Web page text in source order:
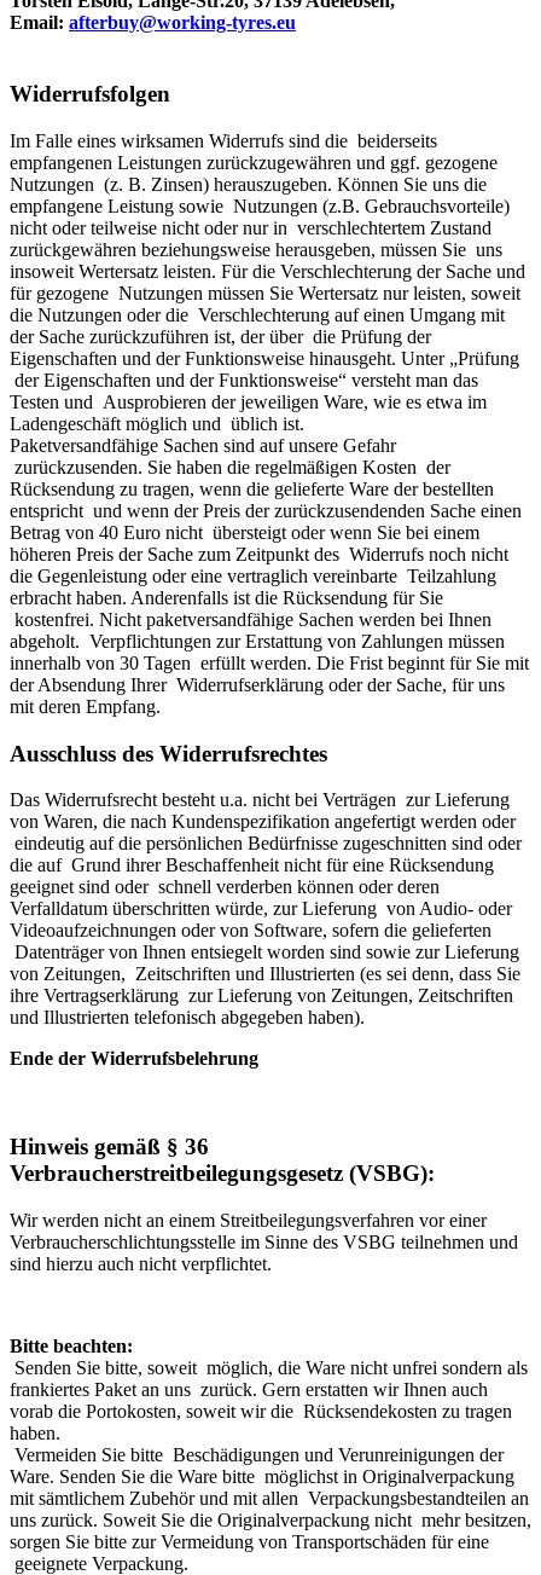
Email: afterbuy@working-tyres.eu
Widerrufsfolgen
Im Falle eines wirksamen Widerrufs sind die beiderseits
empfangenen Leistungen zurückzugewähren und ggf. gezogene
Nutzungen (z. B. Zinsen) herauszugeben. Können Sie uns die
empfangene Leistung sowie Nutzungen (z.B. Gebrauchsvorteile)
nicht oder teilweise nicht oder nur in verschlechtertem Zustand
zurückgewähren beziehungsweise herausgeben, müssen Sie uns
insoweit Wertersatz leisten. Für die Verschlechterung der Sache und
für gezogene Nutzungen müssen Sie Wertersatz nur leisten, soweit
die Nutzungen oder die Verschlechterung auf einen Umgang mit
der Sache zurückzuführen ist, der über die Prüfung der
Eigenschaften und der Funktionsweise hinausgeht. Unter „Prüfung
der Eigenschaften und der Funktionsweise“ versteht man das
Testen und Ausprobieren der jeweiligen Ware, wie es etwa im
Ladengeschäft möglich und üblich ist.
Paketversandfähige Sachen sind auf unsere Gefahr
zurückzusenden. Sie haben die regelmäßigen Kosten der
Rücksendung zu tragen, wenn die gelieferte Ware der bestellten
entspricht und wenn der Preis der zurückzusendenden Sache einen
Betrag von 40 Euro nicht übersteigt oder wenn Sie bei einem
höheren Preis der Sache zum Zeitpunkt des Widerrufs noch nicht
die Gegenleistung oder eine vertraglich vereinbarte Teilzahlung
erbracht haben. Anderenfalls ist die Rücksendung für Sie
kostenfrei. Nicht paketversandfähige Sachen werden bei Ihnen
abgeholt. Verpflichtungen zur Erstattung von Zahlungen müssen
innerhalb von 30 Tagen erfüllt werden. Die Frist beginnt für Sie mit
der Absendung Ihrer Widerrufserklärung oder der Sache, für uns
mit deren Empfang.
Ausschluss des Widerrufsrechtes
Das Widerrufsrecht besteht u.a. nicht bei Verträgen zur Lieferung
von Waren, die nach Kundenspezifikation angefertigt werden oder
eindeutig auf die persönlichen Bedürfnisse zugeschnitten sind oder
die auf Grund ihrer Beschaffenheit nicht für eine Rücksendung
geeignet sind oder schnell verderben können oder deren
Verfalldatum überschritten würde, zur Lieferung von Audio- oder
Videoaufzeichnungen oder von Software, sofern die gelieferten
Datenträger von Ihnen entsiegelt worden sind sowie zur Lieferung
von Zeitungen, Zeitschriften und Illustrierten (es sei denn, dass Sie
ihre Vertragserklärung zur Lieferung von Zeitungen, Zeitschriften
und Illustrierten telefonisch abgegeben haben).
Ende der Widerrufsbelehrung
Hinweis gemäß § 36
Verbraucherstreitbeilegungsgesetz (VSBG):
Wir werden nicht an einem Streitbeilegungsverfahren vor einer
Verbraucherschlichtungsstelle im Sinne des VSBG teilnehmen und
sind hierzu auch nicht verpflichtet.
Bitte beachten:
Senden Sie bitte, soweit möglich, die Ware nicht unfrei sondern als
frankiertes Paket an uns zurück. Gern erstatten wir Ihnen auch
vorab die Portokosten, soweit wir die Rücksendekosten zu tragen
haben.
Vermeiden Sie bitte Beschädigungen und Verunreinigungen der
Ware. Senden Sie die Ware bitte möglichst in Originalverpackung
mit sämtlichem Zubehör und mit allen Verpackungsbestandteilen an
uns zurück. Soweit Sie die Originalverpackung nicht mehr besitzen,
sorgen Sie bitte zur Vermeidung von Transportschäden für eine
geeignete Verpackung.